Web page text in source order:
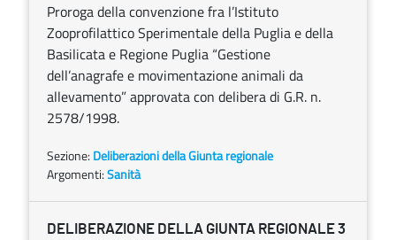
Proroga della convenzione fra l’Istituto
Zooprofilattico Sperimentale della Puglia e della
Basilicata e Regione Puglia “Gestione
dell’anagrafe e movimentazione animali da
allevamento” approvata con delibera di G.R. n.
2578/1998.
Sezione: Deliberazioni della Giunta regionale
Argomenti:Sanità
DELIBERAZIONE DELLA GIUNTA REGIONALE 3